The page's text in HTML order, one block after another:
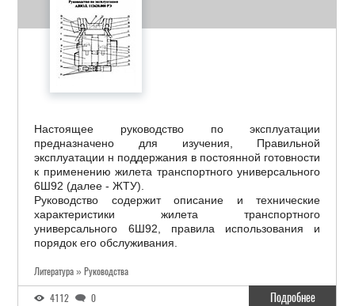
Настоящее руководство по эксплуатации
предназначено для изучения, Правильной
эксплуатации н поддержания в постоянной готовности
к применению жилета транспортного универсального
6Ш92 (далее - ЖТУ).
Руководство содержит описание и технические
характеристики жилета транспортного
универсального 6Ш92, правила использования и
порядок его обслуживания.
Литература » Руководства
4112 0 Подробнее